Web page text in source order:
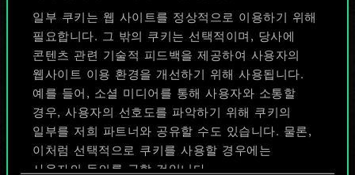
일부 쿠키는 웹 사이트를 정상적으로 이용하기 위해
필요합니다. 그 밖의 쿠키는 선택적이며, 당사에
콘텐츠 관련 기술적 피드백을 제공하여 사용자의
웹사이트 이용 환경을 개선하기 위해 사용됩니다.
예를 들어, 소셜 미디어를 통해 사용자와 소통할
경우, 사용자의 선호도를 파악하기 위해 쿠키의
일부를 저희 파트너와 공유할 수도 있습니다. 물론,
이처럼 선택적으로 쿠키를 사용할 경우에는
사용자의 동의를 구할 것입니다.
있습니다!
덱 이름 짓기 & 가이드 작성하기
덱 편집